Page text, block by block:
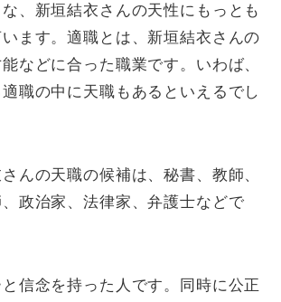
、新垣結衣さんの天性にもっとも
ます。適職とは、新垣結衣さんの
などに合った職業です。いわば、
職の中に天職もあるといえるでし
んの天職の候補は、秘書、教師、
政治家、法律家、弁護士などで
信念を持った人です。同時に公正